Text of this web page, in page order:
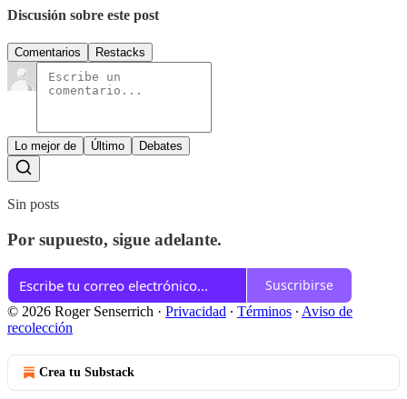
Discusión sobre este post
Comentarios Restacks
Lo mejor de Último Debates
Sin posts
Por supuesto, sigue adelante.
Suscribirse
© 2026 Roger Senserrich · Privacidad ∙ Términos ∙ Aviso de
recolección
Crea tu Substack